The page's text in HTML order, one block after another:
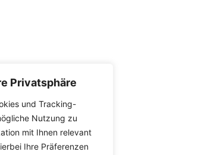
Privatsphäre
und Tracking-
Nutzung zu
mit Ihnen relevant
Ihre Präferenzen